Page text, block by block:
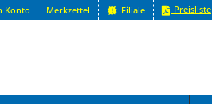
Konto Merkzettel Filiale Preisliste